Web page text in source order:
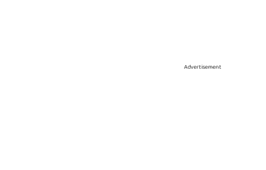
Advertisement